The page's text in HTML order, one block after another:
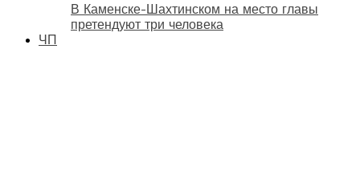
В Каменске-Шахтинском на место главы
претендуют три человека
ЧП